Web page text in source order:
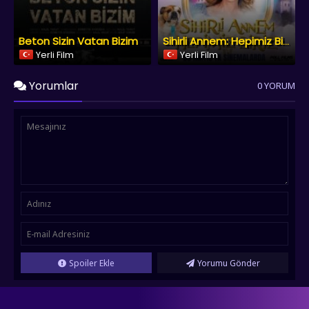
Beton Sizin Vatan Bizim
Yerli Film
Sihirli Annem: Hepimiz Biriz
Yerli Film
Yorumlar 0 YORUM
Spoiler Ekle Yorumu Gönder